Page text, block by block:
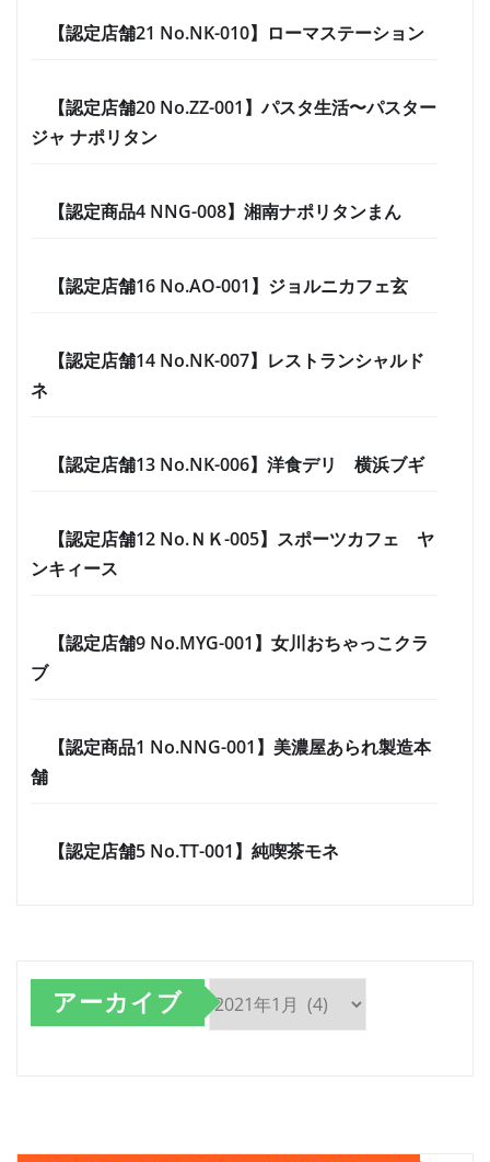
【認定店舗21 No.NK-010】ローマステーション
【認定店舗20 No.ZZ-001】パスタ生活〜パスター
ジャ ナポリタン
【認定商品4 NNG-008】湘南ナポリタンまん
【認定店舗16 No.AO-001】ジョルニカフェ玄
【認定店舗14 No.NK-007】レストランシャルド
ネ
【認定店舗13 No.NK-006】洋食デリ 横浜ブギ
【認定店舗12 No.ＮＫ-005】スポーツカフェ ヤ
ンキィース
【認定店舗9 No.MYG-001】女川おちゃっこクラ
ブ
【認定商品1 No.NNG-001】美濃屋あられ製造本
舗
【認定店舗5 No.TT-001】純喫茶モネ
アーカイブ